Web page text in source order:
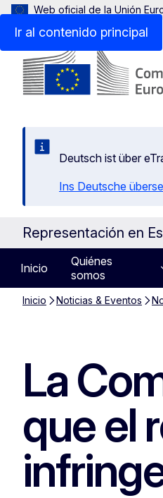
Ir al contenido principal
Web oficial de la Unión
Deutsch ist über
Ins Deutsche
Representación en
Inicio
Quiénes
somos
Inicio Noticias & Eventos
La
que el